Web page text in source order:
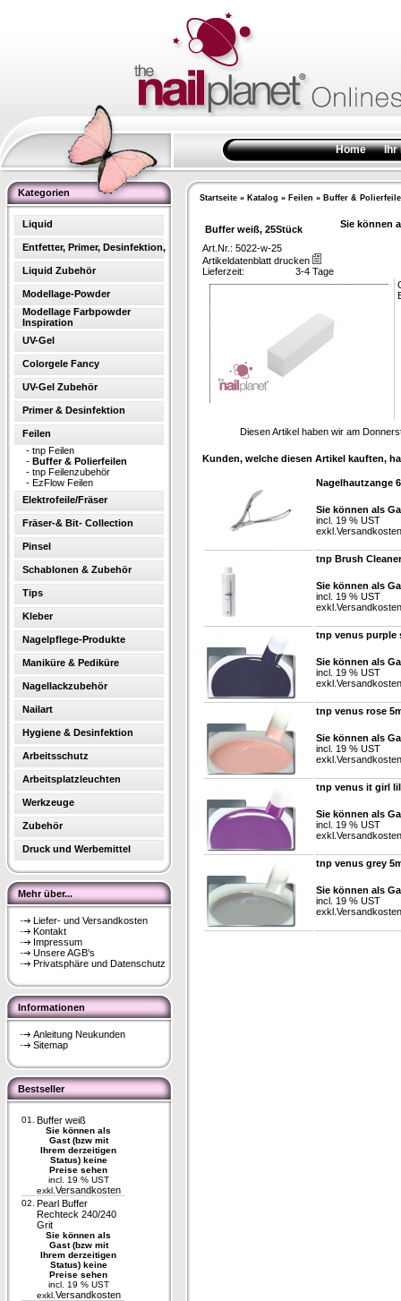
Home Ihr
Kategorien
Liquid
Entfetter, Primer, Desinfektion,
Liquid Zubehör
Modellage-Powder
Modellage Farbpowder
Inspiration
UV-Gel
Colorgele Fancy
UV-Gel Zubehör
Primer & Desinfektion
Feilen
- tnp Feilen
- Buffer & Polierfeilen
- tnp Feilenzubehör
- EzFlow Feilen
Elektrofeile/Fräser
Fräser-& Bit- Collection
Pinsel
Schablonen & Zubehör
Tips
Kleber
Nagelpflege-Produkte
Maniküre & Pediküre
Nagellackzubehör
Nailart
Hygiene & Desinfektion
Arbeitsschutz
Arbeitsplatzleuchten
Werkzeuge
Zubehör
Druck und Werbemittel
Mehr über...
Liefer- und Versandkosten
Kontakt
Impressum
Unsere AGB's
Privatsphäre und Datenschutz
Informationen
Anleitung Neukunden
Sitemap
Bestseller
01. Buffer weiß
Sie können als
Gast (bzw mit
Ihrem derzeitigen
Status) keine
Preise sehen
incl. 19 % UST
exkl. Versandkosten
02. Pearl Buffer
Rechteck 240/240
Grit
Sie können als
Gast (bzw mit
Ihrem derzeitigen
Status) keine
Preise sehen
incl. 19 % UST
exkl. Versandkosten
Startseite » Katalog » Feilen » Buffer &
Buffer weiß, 25Stück Sie können
Art.Nr.: 5022-w-25
Artikeldatenblatt drucken
Lieferzeit:
3-4 Tage
Diesen Artikel haben wir am
Kunden, welche diesen Artikel kauften,
Nagelhautzange
Sie können als
incl. 19 % UST
exkl. Versandkosten
tnp Brush
Sie können als
incl. 19 % UST
exkl. Versandkosten
tnp venus purple
Sie können als
incl. 19 % UST
exkl. Versandkosten
tnp venus rose
Sie können als
incl. 19 % UST
exkl. Versandkosten
tnp venus it girl
Sie können als
incl. 19 % UST
exkl. Versandkosten
tnp venus grey
Sie können als
incl. 19 % UST
exkl. Versandkosten